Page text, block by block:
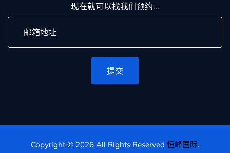
现在就可以找我们预约...
提交
Copyright © 2026 All Rights Reserved 恒峰国际.